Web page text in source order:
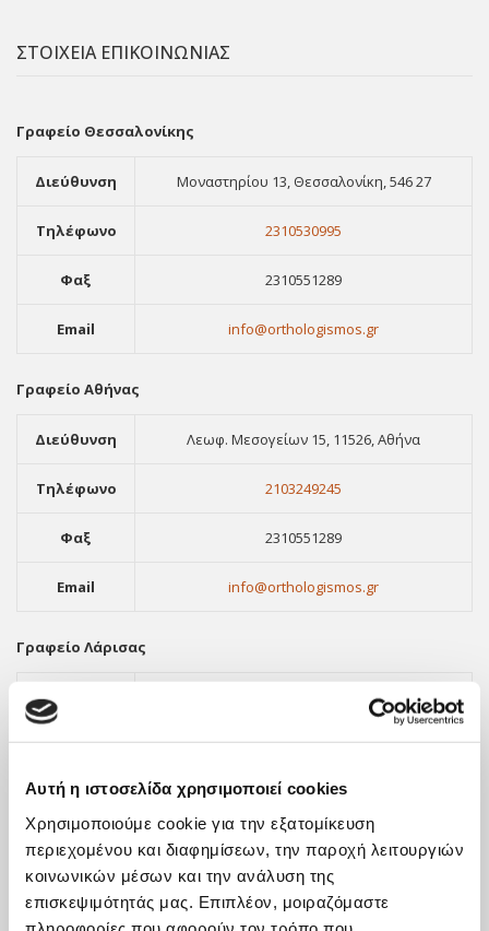
Αυτή η ιστοσελίδα χρησιμοποιεί cookies
Χρησιμοποιούμε cookie για την εξατομίκευση
περιεχομένου και διαφημίσεων, την παροχή λειτουργιών
κοινωνικών μέσων και την ανάλυση της
επισκεψιμότητάς μας. Επιπλέον, μοιραζόμαστε
ΣΤΟΙΧΕΙΑ ΕΠΙΚΟΙΝΩΝΙΑΣ
Γραφείο Θεσσαλονίκης
Διεύθυνση Μοναστηρίου 13, Θεσσαλονίκη, 546 27
Τηλέφωνο 2310530995
Φαξ 2310551289
Email info@orthologismos.gr
Γραφείο Αθήνας
Διεύθυνση Λεωφ. Μεσογείων 15, 11526, Αθήνα
Τηλέφωνο 2103249245
Φαξ 2310551289
Email info@orthologismos.gr
Γραφείο Λάρισας
Διεύθυνση Ερυθρού Σταυρού 11-13, Λάρισα, 41221
Τηλέφωνο 2411416903
Φαξ 2310551289
Email info@orthologismos.gr